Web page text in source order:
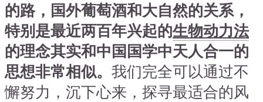
的路，国外葡萄酒和大自然的关系，
特别是最近两百年兴起的生物动力法
的理念其实和中国国学中天人合一的
思想非常相似。 我们完全可以通过不
懈努力，沉下心来，探寻最适合的风